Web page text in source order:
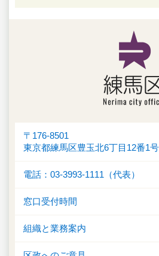
〒176-8501
東京都練馬区豊玉北6丁目12番1号
電話：03-3993-1111（代表）
窓口受付時間
組織と業務案内